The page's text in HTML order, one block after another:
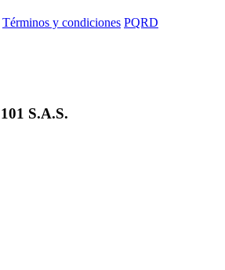
Términos y condiciones PQRD
101 S.A.S.